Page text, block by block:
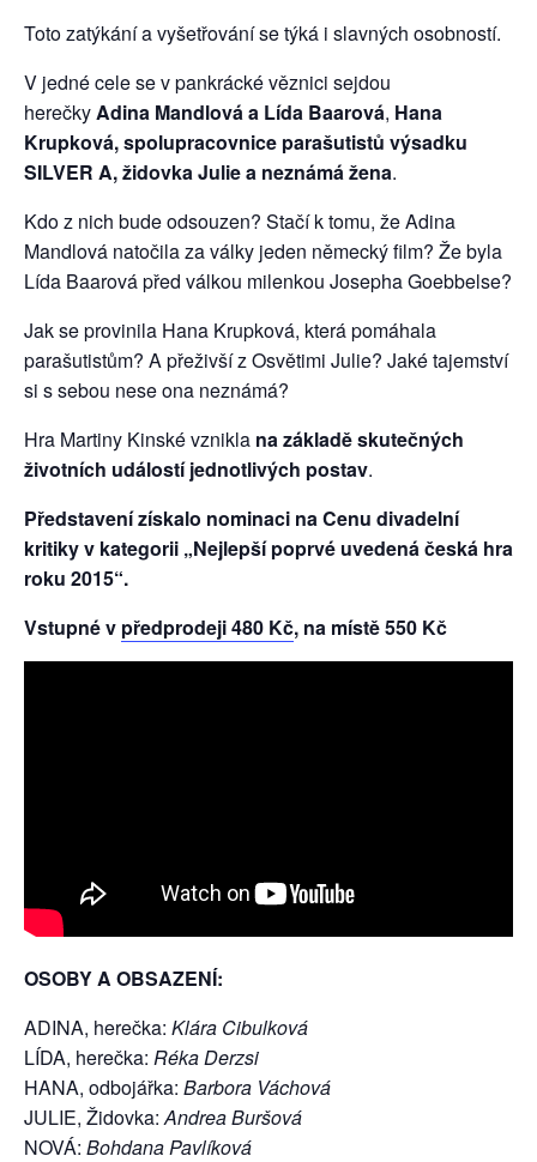
Toto zatýkání a vyšetřování se týká i slavných osobností.
V jedné cele se v pankrácké věznici sejdou
herečkyAdina Mandlová a Lída Baarová, Hana
Krupková, spolupracovnice parašutistů výsadku
SILVER A, židovka Julie a neznámá žena.
Kdo z nich bude odsouzen? Stačí k tomu, že Adina
Mandlová natočila za války jeden německý film? Že byla
Lída Baarová před válkou milenkou Josepha Goebbelse?
Jak se provinila Hana Krupková, která pomáhala
parašutistům? A přeživší z Osvětimi Julie? Jaké tajemství
si s sebou nese ona neznámá?
Hra Martiny Kinské vznikla na základě skutečných
životních událostí jednotlivých postav.
Představení získalo nominaci na Cenu divadelní
kritiky v kategorii „Nejlepší poprvé uvedená česká hra
roku 2015“.
Vstupné v předprodeji 480 Kč, na místě 550 Kč
OSOBY A OBSAZENÍ:
ADINA, herečka: Klára Cibulková
LÍDA, herečka: Réka Derzsi
HANA, odbojářka: Barbora Váchová
JULIE, Židovka:Andrea Buršová
NOVÁ: Bohdana Pavlíková